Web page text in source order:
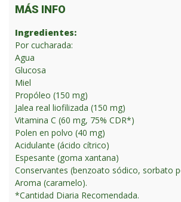
MÁS INFO
Ingredientes:
Por cucharada:
Agua
Glucosa
Miel
Propóleo (150 mg)
Jalea real liofilizada (150 mg)
Vitamina C (60 mg, 75% CDR*)
Polen en polvo (40 mg)
Acidulante (ácido cítrico)
Espesante (goma xantana)
Conservantes (benzoato sódico, sorbato
Aroma (caramelo).
*Cantidad Diaria Recomendada.